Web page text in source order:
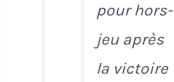
pour hors-
jeu après
la victoire